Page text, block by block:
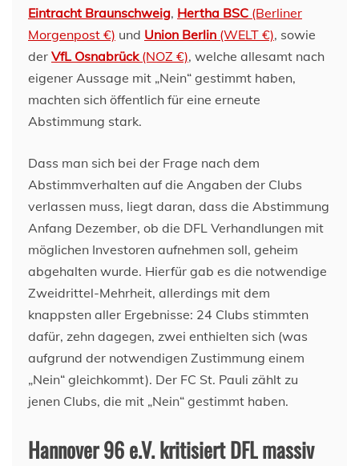
Eintracht Braunschweig, Hertha BSC (Berliner
Morgenpost €) und Union Berlin (WELT €), sowie
der VfL Osnabrück(NOZ €), welche allesamt nach
eigener Aussage mit „Nein“ gestimmt haben,
machten sich öffentlich für eine erneute
Abstimmung stark.
Dass man sich bei der Frage nach dem
Abstimmverhalten auf die Angaben der Clubs
verlassen muss, liegt daran, dass die Abstimmung
Anfang Dezember, ob die DFL Verhandlungen mit
möglichen Investoren aufnehmen soll, geheim
abgehalten wurde. Hierfür gab es die notwendige
Zweidrittel-Mehrheit, allerdings mit dem
knappsten aller Ergebnisse: 24 Clubs stimmten
dafür, zehn dagegen, zwei enthielten sich (was
aufgrund der notwendigen Zustimmung einem
„Nein“ gleichkommt). Der FC St. Pauli zählt zu
jenen Clubs, die mit „Nein“ gestimmt haben.
Hannover 96 e.V. kritisiert DFL massiv